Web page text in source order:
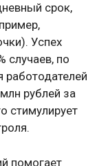
срок,
Успех
случаев, по
рублей за
стимулирует
помогает